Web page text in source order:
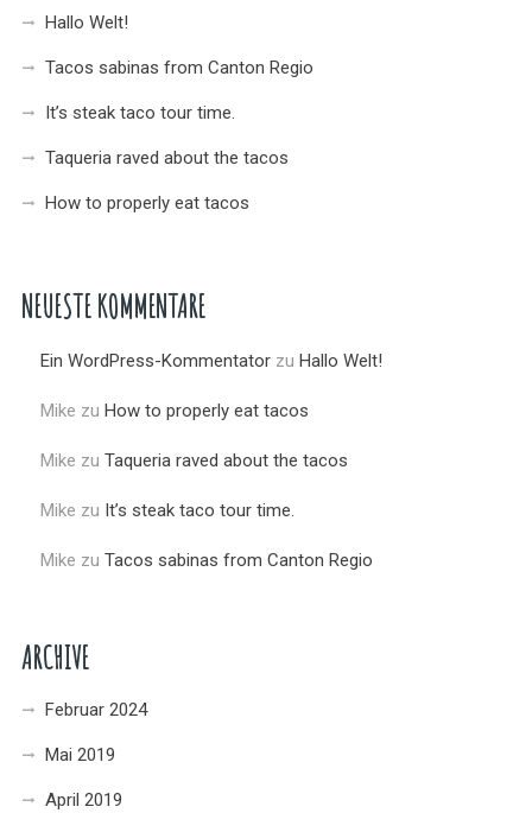
Hallo Welt!
Tacos sabinas from Canton Regio
It’s steak taco tour time.
Taqueria raved about the tacos
How to properly eat tacos
NEUESTE KOMMENTARE
Ein WordPress-Kommentatorzu Hallo Welt!
Mike zu How to properly eat tacos
Mike zu Taqueria raved about the tacos
Mike zu It’s steak taco tour time.
Mike zu Tacos sabinas from Canton Regio
ARCHIVE
Februar 2024
Mai 2019
April 2019